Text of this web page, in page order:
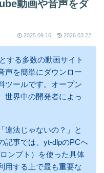
動画や音声をダ
2025.09.16 2026.03.22
する多数の動画サイト
声を簡単にダウンロー
ツールです。オープン
世界中の開発者によっ
違法じゃないの？」と
記事では、yt-dlpのPCへ
ンプト）を使った具体
用する上で最も重要な